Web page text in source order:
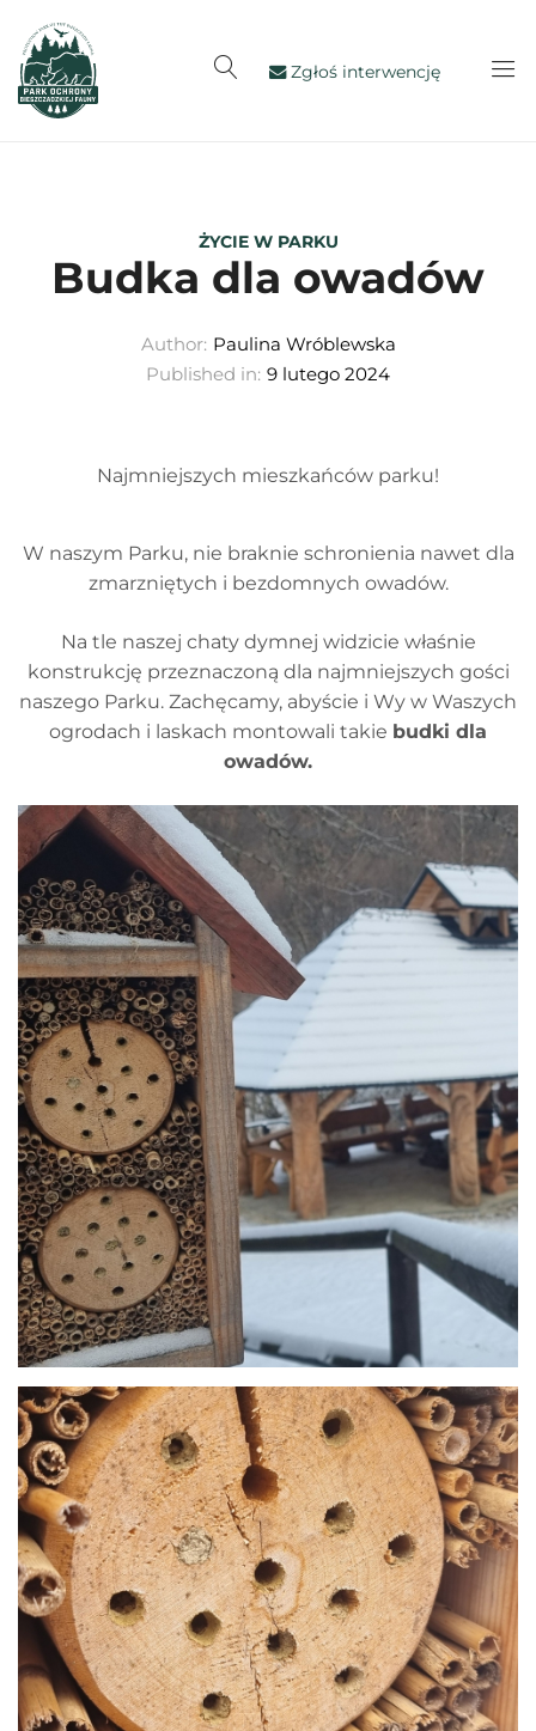
Zgłoś interwencję
ŻYCIE W PARKU
Budka dla owadów
Author: Paulina Wróblewska
Published in: 9 lutego 2024
Najmniejszych mieszkańców parku!
W naszym Parku, nie braknie schronienia nawet dla
zmarzniętych i bezdomnych owadów.
Na tle naszej chaty dymnej widzicie właśnie
konstrukcję przeznaczoną dla najmniejszych gości
naszego Parku. Zachęcamy, abyście i Wy w Waszych
ogrodach i laskach montowali takie budki dla
owadów.